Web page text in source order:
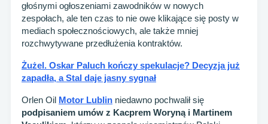
głośnymi ogłoszeniami zawodników w nowych
zespołach, ale ten czas to nie owe klikające się posty w
mediach społecznościowych, ale także mniej
rozchwytywane przedłużenia kontraktów.
Żużel. Oskar Paluch kończy spekulacje? Decyzja już
zapadła, a Stal daje jasny sygnał
Orlen Oil Motor Lublin niedawno pochwalił się
podpisaniem umów z Kacprem Woryną i Martinem